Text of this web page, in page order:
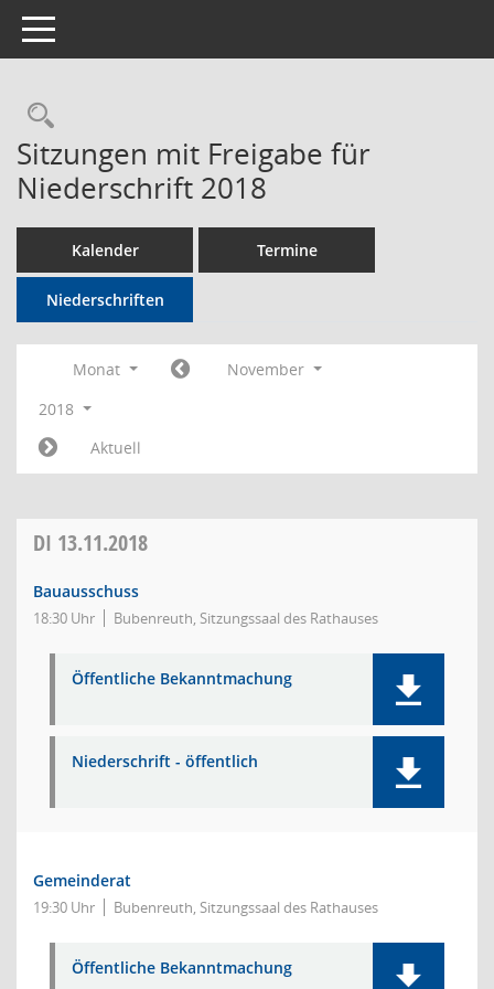
Toggle navigation
Rechercheauswahl
Sitzungen mit Freigabe für
Niederschrift 2018
Kalender Termine
Niederschriften
Monat
November
2018
Aktuell
DI 13.11.2018
Bauausschuss
18:30 Uhr Bubenreuth, Sitzungssaal des Rathauses
Öffentliche Bekanntmachung
Niederschrift - öffentlich
Gemeinderat
19:30 Uhr Bubenreuth, Sitzungssaal des Rathauses
Öffentliche Bekanntmachung